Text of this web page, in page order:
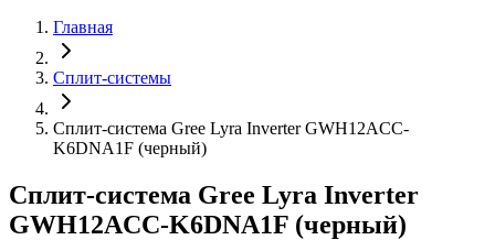
Главная
Сплит-системы
Сплит-система Gree Lyra Inverter GWH12ACC-
K6DNA1F (черный)
Сплит-система Gree Lyra Inverter
GWH12ACC-K6DNA1F (черный)